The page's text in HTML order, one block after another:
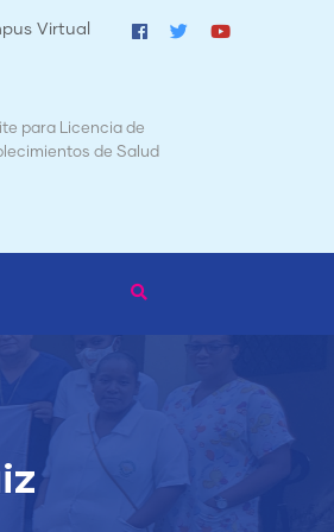
Virtual
Mapa de Mortalidad Materna en
Nicaragua